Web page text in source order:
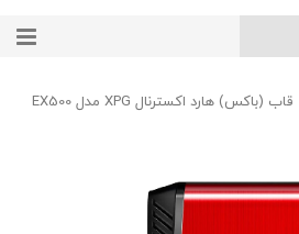
قاب (باکس) هارد اکسترنال XPG مدل EX500